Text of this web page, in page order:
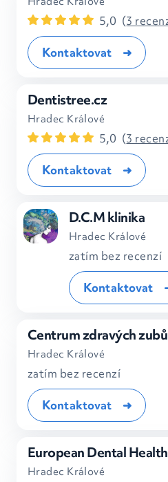
5,0 (3
Kontaktovat
Dentistree.cz
Hradec Králové
5,0 (3
Kontaktovat
D.C.M klinika
Hradec Králové
zatím bez recenzí
Kontaktovat
Centrum zdravých zubů
Hradec Králové
zatím bez recenzí
Kontaktovat
European Dental Health
Hradec Králové